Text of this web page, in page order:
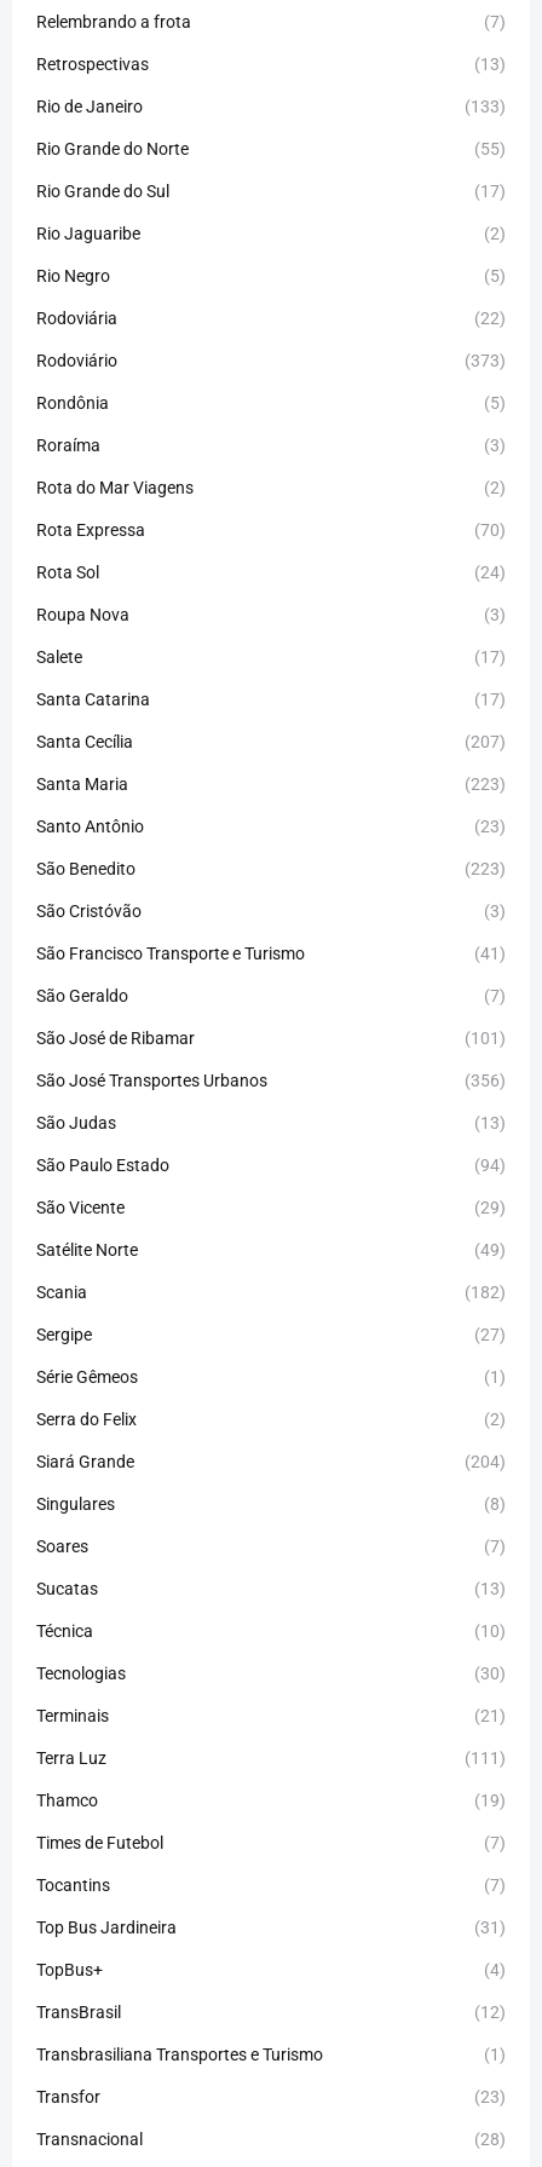
Relembrando a frota (7)
Retrospectivas (13)
Rio de Janeiro (133)
Rio Grande do Norte (55)
Rio Grande do Sul (17)
Rio Jaguaribe (2)
Rio Negro (5)
Rodoviária (22)
Rodoviário (373)
Rondônia (5)
Roraíma (3)
Rota do Mar Viagens (2)
Rota Expressa (70)
Rota Sol (24)
Roupa Nova (3)
Salete (17)
Santa Catarina (17)
Santa Cecília (207)
Santa Maria (223)
Santo Antônio (23)
São Benedito (223)
São Cristóvão (3)
São Francisco Transporte e Turismo (41)
São Geraldo (7)
São José de Ribamar (101)
São José Transportes Urbanos (356)
São Judas (13)
São Paulo Estado (94)
São Vicente (29)
Satélite Norte (49)
Scania (182)
Sergipe (27)
Série Gêmeos (1)
Serra do Felix (2)
Siará Grande (204)
Singulares (8)
Soares (7)
Sucatas (13)
Técnica (10)
Tecnologias (30)
Terminais (21)
Terra Luz (111)
Thamco (19)
Times de Futebol (7)
Tocantins (7)
Top Bus Jardineira (31)
TopBus+ (4)
TransBrasil (12)
Transbrasiliana Transportes e Turismo (1)
Transfor (23)
Transnacional (28)